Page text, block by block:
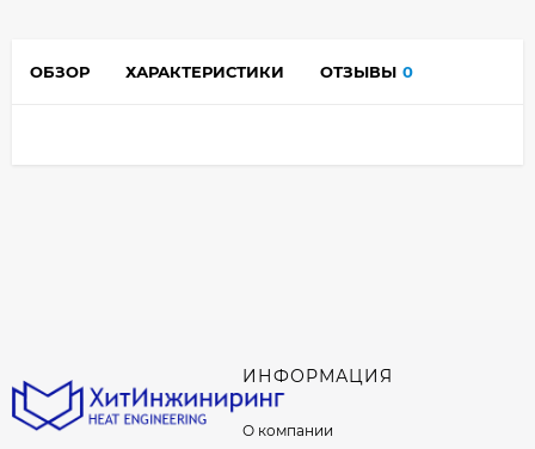
ОБЗОР ХАРАКТЕРИСТИКИ ОТЗЫВЫ 0
ИНФОРМАЦИЯ
О компании